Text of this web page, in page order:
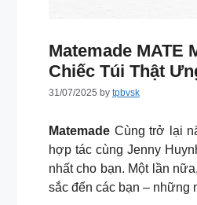
Matemade MATE
Chiếc Túi Thật
31/07/2025 by tpbvsk
Matemade Cùng trở lại
hợp tác cùng Jenny
nhất cho bạn. Một lần
sắc đến các bạn – những